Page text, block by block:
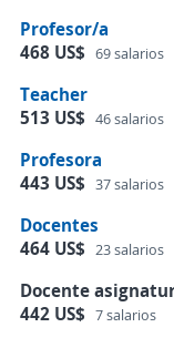
Profesor/a
468 US$ 69 salarios
Teacher
513 US$ 46 salarios
Profesora
443 US$ 37 salarios
Docentes
464 US$ 23 salarios
Docente
442 US$ 7 salarios